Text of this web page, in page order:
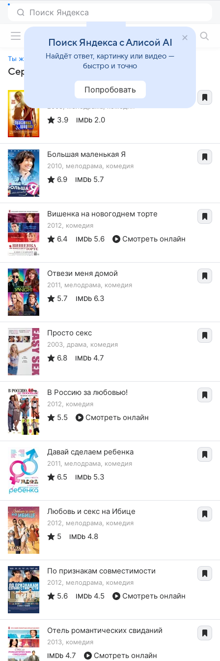
Ты ж мать!
Сериалы, похожие на «Ты ж мать!»
Красавица и уродина
3.9 IMDb 2.0
Большая маленькая Я
2010, мелодрама, комедия
6.9 IMDb 5.7
Вишенка на новогоднем торте
2012, комедия
6.4 IMDb 5.6 Смотреть онлайн
Отвези меня домой
2011, мелодрама, комедия
5.7 IMDb 6.3
Просто секс
2003, драма, комедия
6.8 IMDb 4.7
В Россию за любовью!
2012, комедия
5.5 Смотреть онлайн
Давай сделаем ребенка
2011, мелодрама, комедия
6.5 IMDb 5.3
Любовь и секс на Ибице
2012, мелодрама, комедия
5 IMDb 4.8
По признакам совместимости
2012, мелодрама, комедия
5.6 IMDb 4.5 Смотреть онлайн
Отель романтических свиданий
2013, комедия
IMDb 4.7 Смотреть онлайн
Поиск Яндекса с Алисой AI
Найдёт ответ, картинку или видео —
быстро и точно
Попробовать